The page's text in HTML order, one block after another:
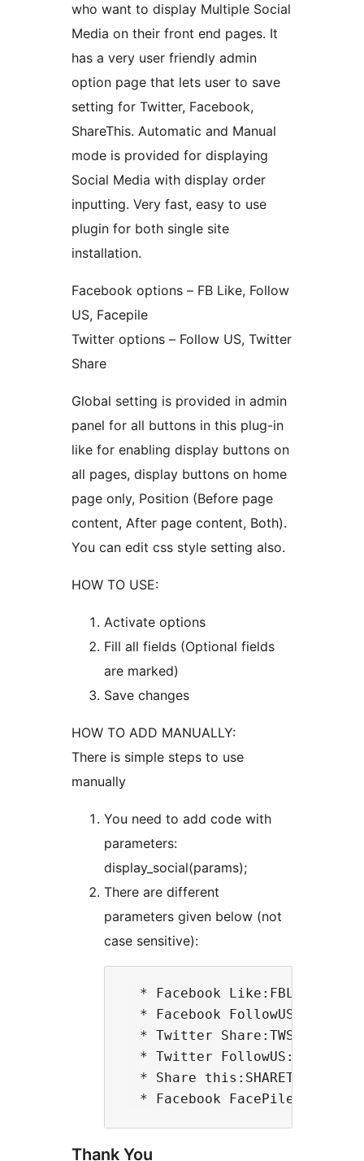
who want to display Multiple Social
Media on their front end pages. It
has a very user friendly admin
option page that lets user to save
setting for Twitter, Facebook,
ShareThis. Automatic and Manual
mode is provided for displaying
Social Media with display order
inputting. Very fast, easy to use
plugin for both single site
installation.
Facebook options – FB Like, Follow
US, Facepile
Twitter options – Follow US, Twitter
Share
Global setting is provided in admin
panel for all buttons in this plug-in
like for enabling display buttons on
all pages, display buttons on home
page only, Position (Before page
content, After page content, Both).
You can edit css style setting also.
HOW TO USE:
Activate options
Fill all fields (Optional fields
are marked)
Save changes
HOW TO ADD MANUALLY:
There is simple steps to use
manually
You need to add code with
parameters:
display_social(params);
There are different
parameters given below (not
case sensitive):
  * Facebook Like:FBLIKE
* Facebook
  * Twitter Share:TWSHARE
  * Twitter FollowUS:TWFOLLOW
  * Share this:SHARETHIS
Thank You